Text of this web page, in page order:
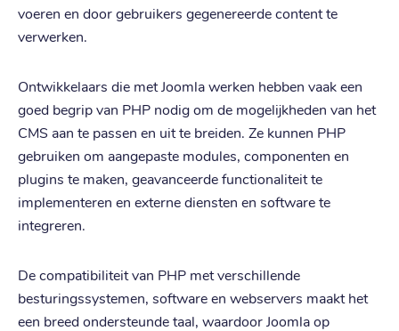
voeren en door gebruikers gegenereerde content te
verwerken.
Ontwikkelaars die met Joomla werken hebben vaak een
goed begrip van PHP nodig om de mogelijkheden van het
CMS aan te passen en uit te breiden. Ze kunnen PHP
gebruiken om aangepaste modules, componenten en
plugins te maken, geavanceerde functionaliteit te
implementeren en externe diensten en software te
integreren.
De compatibiliteit van PHP met verschillende
besturingssystemen, software en webservers maakt het
een breed ondersteunde taal, waardoor Joomla op